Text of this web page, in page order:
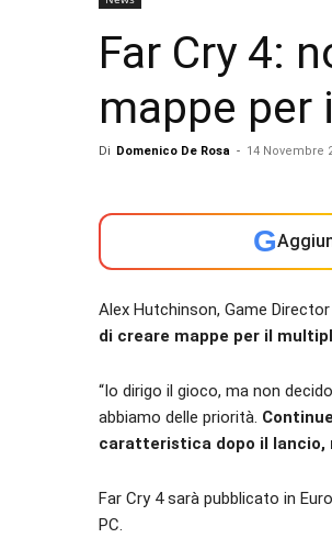
Far Cry 4:
mappe
Di Domenico De Rosa - 14 Novembre
G
Alex Hutchinson, Game
di creare mappe per il
“Io dirigo il gioco, ma non
abbiamo delle priorità.
caratteristica dopo il lancio,
Far Cry 4 sarà pubblicato in
PC.